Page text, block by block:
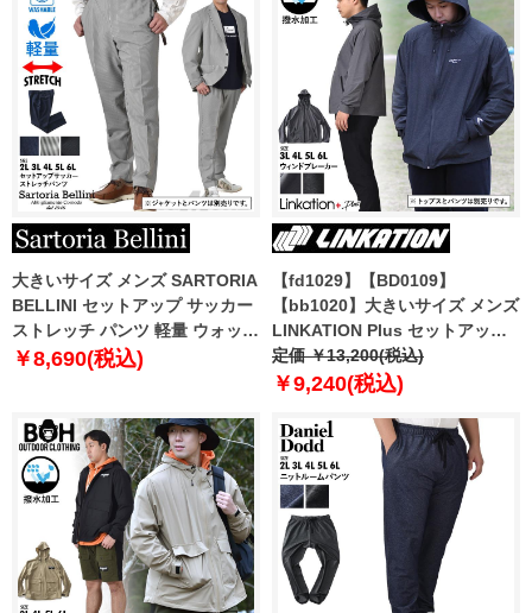
大きいサイズ メンズ SARTORIA
BELLINI セットアップ サッカー
ストレッチ パンツ 軽量 ウォッシ
ャブル イージーケア azps2399-
￥8,690(税込)
【fd1029】【BD0109】
【bb1020】大きいサイズ メンズ
LINKATION Plus セットアップ
ウィンドブレーカー 撥水加工 ア
スレジャー スポーツウェア lkb-
定価 ￥13,200(税込)
￥9,240(税込)